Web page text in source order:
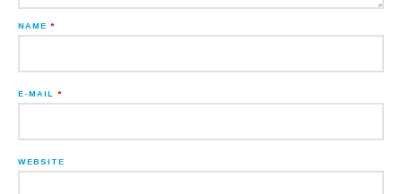
NAME *
E-MAIL *
WEBSITE